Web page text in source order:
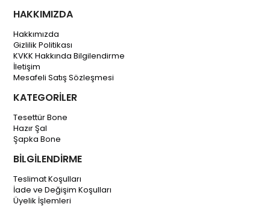
HAKKIMIZDA
Hakkımızda
Gizlilik Politikası
KVKK Hakkında Bilgilendirme
İletişim
Mesafeli Satış Sözleşmesi
KATEGORİLER
Tesettür Bone
Hazır Şal
Şapka Bone
BİLGİLENDİRME
Teslimat Koşulları
İade ve Değişim Koşulları
Üyelik İşlemleri